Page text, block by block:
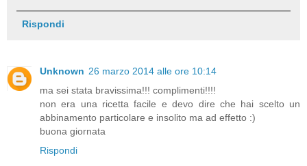
Rispondi
Unknown 26 marzo 2014 alle ore 10:14
ma sei stata bravissima!!! complimenti!!!!
non era una ricetta facile e devo dire che hai scelto un
abbinamento particolare e insolito ma ad effetto :)
buona giornata
Rispondi